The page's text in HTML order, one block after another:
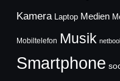
Kamera Laptop Medien
Mobiltelefon Musik
Smartphone